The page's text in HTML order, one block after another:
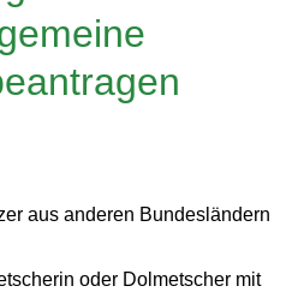
aus anderen Bundesländern
oder Dolmetscher mit